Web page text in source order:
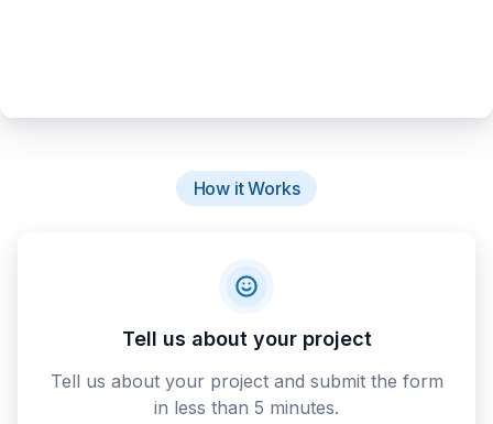
How it Works
Tell us about your project
Tell us about your project and submit the form
in less than 5 minutes.